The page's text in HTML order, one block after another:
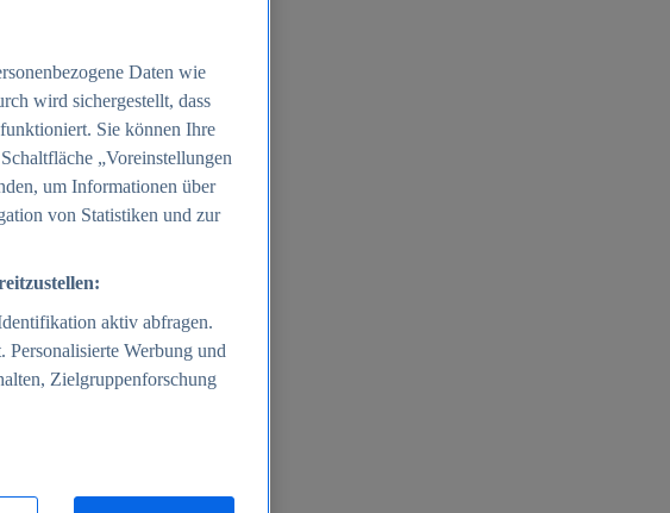
Daten wie
wird sichergestellt, dass
Sie können Ihre
„Voreinstellungen
um Informationen über
von Statistiken und zur
aktiv abfragen.
Werbung und
Zielgruppenforschung